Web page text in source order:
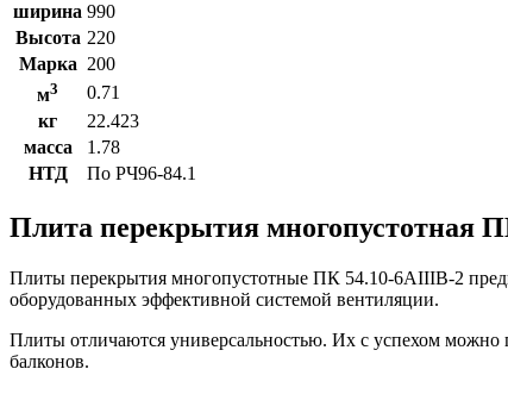
ширина 990
Высота 220
Марка 200
м3
0.71
кг
22.423
масса
1.78
НТД
По РЧ96-84.1
Плита перекрытия многопустотная
Плиты перекрытия многопустотные ПК 54.10-6АIIIВ-2
оборудованных эффективной системой вентиляции.
Плиты отличаются универсальностью. Их с успехом можно
балконов.